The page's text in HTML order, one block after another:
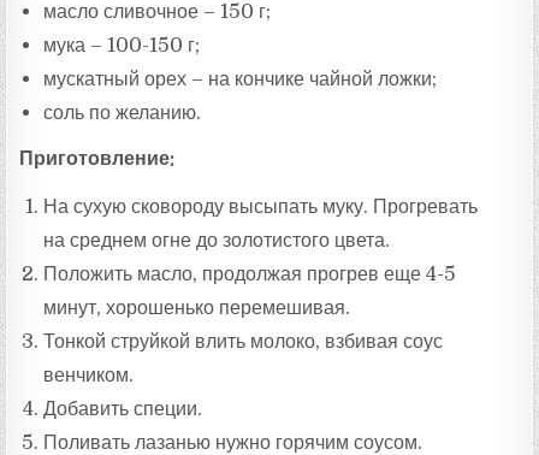
масло сливочное – 150 г;
мука – 100-150 г;
мускатный орех – на кончике чайной ложки;
соль по желанию.
Приготовление:
На сухую сковороду высыпать муку. Прогревать
на среднем огне до золотистого цвета.
Положить масло, продолжая прогрев еще 4-5
минут, хорошенько перемешивая.
Тонкой струйкой влить молоко, взбивая соус
венчиком.
Добавить специи.
Поливать лазанью нужно горячим соусом.